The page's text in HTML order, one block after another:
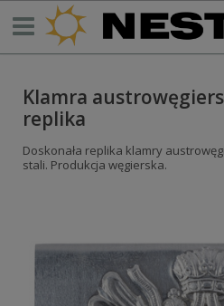
Klamra
replika
Doskonała replika klamry
stali. Produkcja węgierska.